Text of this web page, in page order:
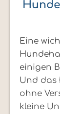
Eine
einigen
Und das
ohne
kleine